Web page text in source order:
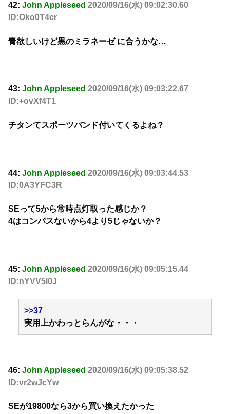
42: John Appleseed 2020/09/16(水) 09:02:30.60
ID:Oko0T4cr
青欲しいけど黒のミラネーゼ に合うかな…
43: John Appleseed 2020/09/16(水) 09:03:22.67
ID:+ovXf4T1
チタンてスポーツバンド付いてくるよね？
44: John Appleseed 2020/09/16(水) 09:03:44.53
ID:0A3YFC3R
SEって5から常時点灯取った感じか？
4はコンパスないから4より5じゃないか？
45: John Appleseed 2020/09/16(水) 09:05:15.44
ID:nYVV5l0J
>>37
実用上かわっとらんがな・・・
46: John Appleseed 2020/09/16(水) 09:05:38.52
ID:vr2wJcYw
SEが19800なら3から買い換えたかった